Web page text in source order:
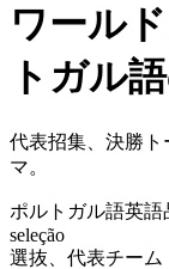
ワール
トガル
代表招集、決勝ト
マ。
ポルトガル語英語
seleção
選抜、代表チーム